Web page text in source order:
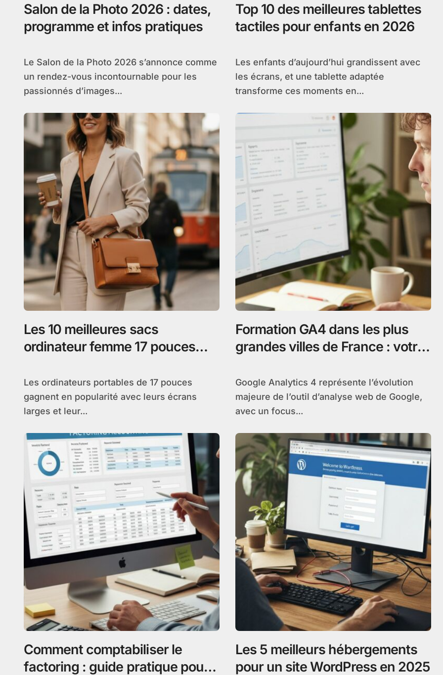
Salon de la Photo 2026 : dates,
programme et infos pratiques
Le Salon de la Photo 2026 s’annonce comme
un rendez-vous incontournable pour les
passionnés d’images...
Top 10 des meilleures tablettes
tactiles pour enfants en 2026
Les enfants d’aujourd’hui grandissent avec
les écrans, et une tablette adaptée
transforme ces moments en...
Les 10 meilleures sacs
ordinateur femme 17 pouces
Les ordinateurs portables de 17 pouces
gagnent en popularité avec leurs écrans
larges et leur...
Formation GA4 dans les plus
grandes villes de France : votre
web
Google Analytics 4 représente l’évolution
majeure de l’outil d’analyse web de Google,
avec un focus...
Comment comptabiliser le
factoring : guide pratique pour
Les 5 meilleurs hébergements
pour un site WordPress en 2025